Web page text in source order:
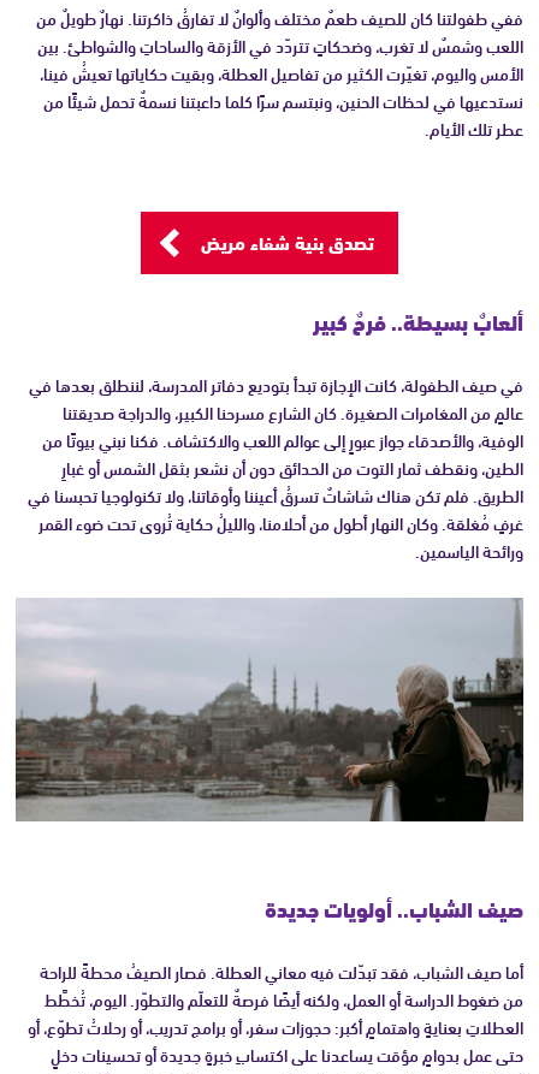
ففي طفولتنا كان للصيف طعمٌ مختلف وألوانٌ لا تفارقُ ذاكرتنا. نهارٌ طويلٌ من
اللعب وشمسٌ لا تغرب، وضحكاتٍ تتردّد في الأزقة والساحاتِ والشواطئ. بين
الأمس واليوم، تغيّرت الكثير من تفاصيل العطلة، وبقيت حكاياتها تعيشُ فينا،
نستدعيها في لحظات الحنين، ونبتسم سرًا كلما داعبتنا نسمةٌ تحمل شيئًا من
عطر تلك الأيام.
تصدق بنية شفاء مريض
ألعابٌ بسيطة.. فرحٌ كبير
في صيف الطفولة، كانت الإجازة تبدأ بتوديع دفاتر المدرسة، لننطلق بعدها في
عالمٍ من المغامرات الصغيرة. كان الشارع مسرحنا الكبير، والدراجة صديقتنا
الوفية، والأصدقاء جواز عبورٍ إلى عوالم اللعب والاكتشاف. فكنا نبني بيوتًا من
الطين، ونقطف ثمار التوت من الحدائق دون أن نشعر بثقل الشمس أو غبارِ
الطريق. فلم تكن هناك شاشاتٌ تسرقُ أعيننا وأوقاتنا، ولا تكنولوجيا تحبسنا في
غرفٍ مُغلقة. وكان النهار أطول من أحلامنا، والليلُ حكاية تُروى تحت ضوء القمر
ورائحة الياسمين.
صيف الشباب.. أولويات جديدة
أما صيف الشباب، فقد تبدّلت فيه معاني العطلة. فصار الصيفُ محطةً للراحة
من ضغوط الدراسة أو العمل، ولكنه أيضًا فرصةٌ للتعلّم والتطوّر. اليوم، تُخطَّط
العطلاتِ بعنايةٍ واهتمامٍ أكبر: حجوزات سفر، أو برامج تدريب، أو رحلاتُ تطوّع، أو
حتى عمل بدوامٍ مؤقت يساعدنا على اكتسابِ خبرةٍ جديدة أو تحسينات دخلٍ